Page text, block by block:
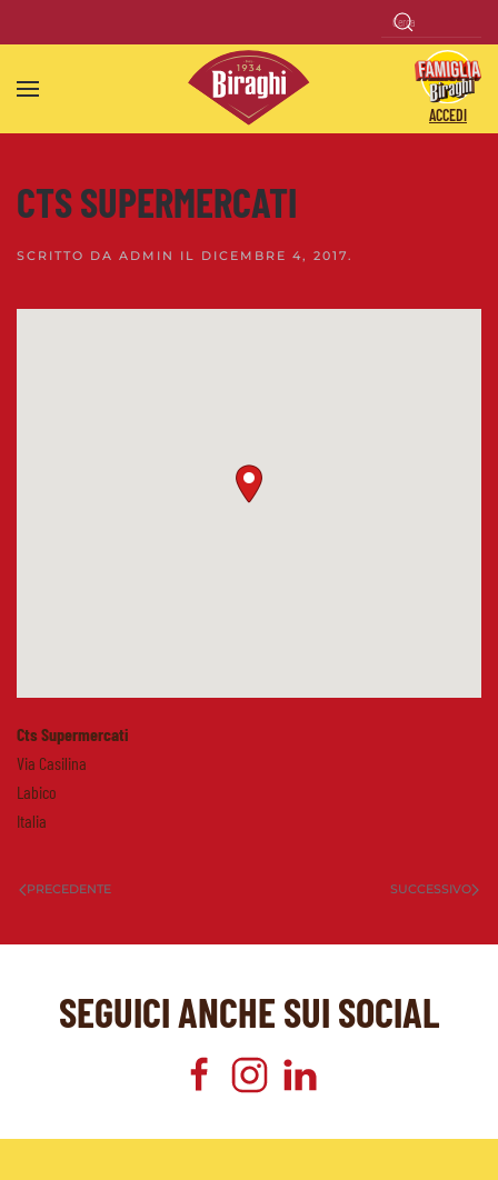
Skip to main content
ACCEDI
CTS SUPERMERCATI
SCRITTO DA ADMIN IL DICEMBRE 4, 2017.
Cts Supermercati
Via Casilina
Labico
Italia
PRECEDENTE SUCCESSIVO
SEGUICI ANCHE SUI SOCIAL